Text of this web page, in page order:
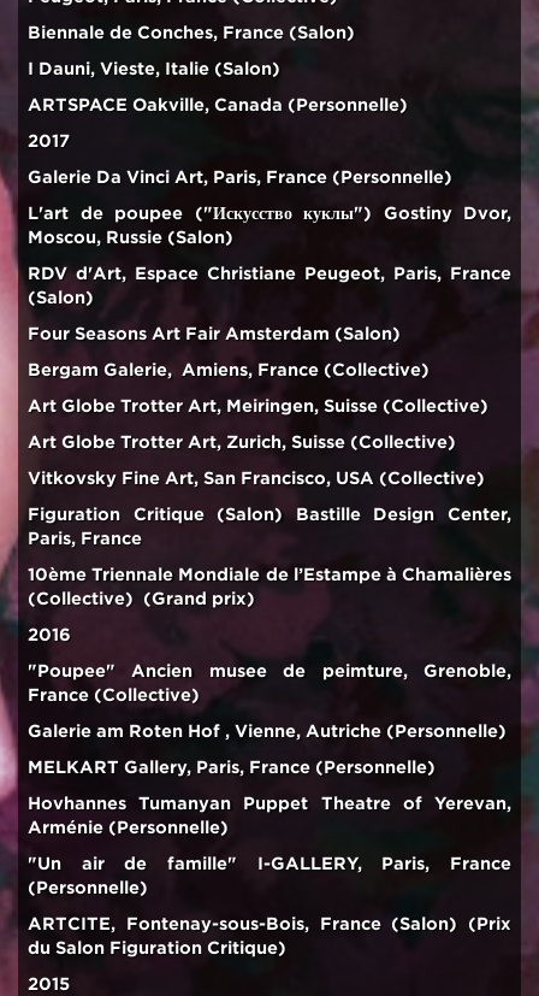
Biennale de Conches, France (Salon)
I Dauni, Vieste, Italie (Salon)
ARTSPACE Oakville, Canada (Personnelle)
2017
Galerie Da Vinci Art, Paris, France (Personnelle)
L'art de poupee ("Искусство куклы") Gostiny Dvor,
Moscou, Russie (Salon)
RDV d'Art, Espace Christiane Peugeot, Paris, France
(Salon)
Four Seasons Art Fair Amsterdam (Salon)
Bergam Galerie, Amiens, France (Collective)
Art Globe Trotter Art, Meiringen, Suisse (Collective)
Art Globe Trotter Art, Zurich, Suisse (Collective)
Vitkovsky Fine Art, San Francisco, USA (Collective)
Figuration Critique (Salon) Bastille Design Center,
Paris, France
10ème Triennale Mondiale de l’Estampe à Chamalières
(Collective) (Grand prix)
2016
"Poupee" Ancien musee de peimture, Grenoble,
France (Collective)
Galerie am Roten Hof , Vienne, Autriche (Personnelle)
MELKART Gallery, Paris, France (Personnelle)
Hovhannes Tumanyan Puppet Theatre of Yerevan,
Arménie (Personnelle)
"Un air de famille" I-GALLERY, Paris, France
(Personnelle)
ARTCITE, Fontenay-sous-Bois, France (Salon) (Prix
du Salon Figuration Critique)
2015